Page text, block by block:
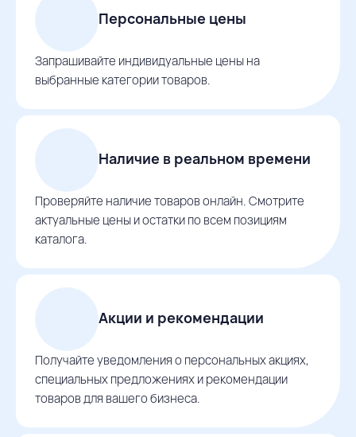
Персональные цены
Запрашивайте индивидуальные цены на
выбранные категории товаров.
Наличие в реальном времени
Проверяйте наличие товаров онлайн. Смотрите
актуальные цены и остатки по всем позициям
каталога.
Акции и рекомендации
Получайте уведомления о персональных акциях,
специальных предложениях и рекомендации
товаров для вашего бизнеса.